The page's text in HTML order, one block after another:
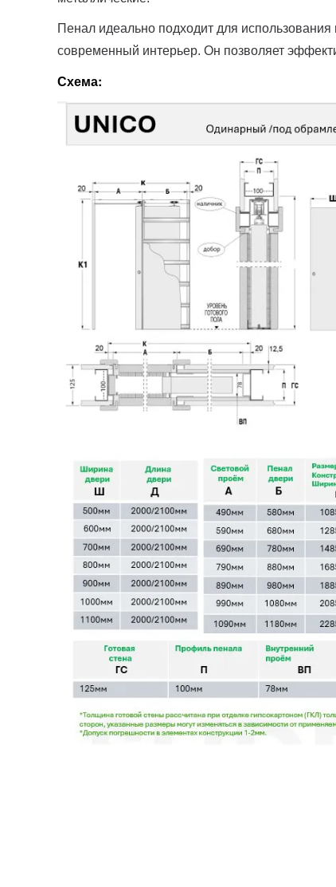
Пенал идеально подходит для
современный интерьер. Он позволяет
Схема: